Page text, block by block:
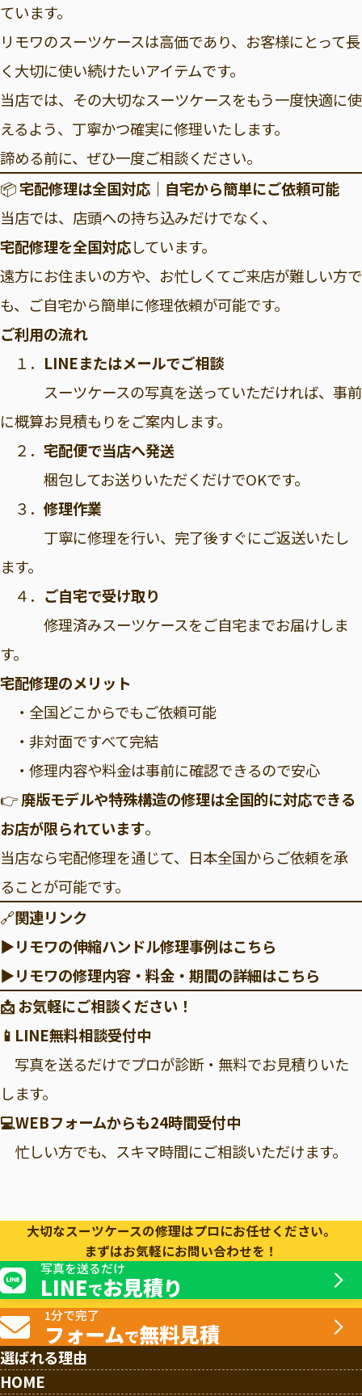
ています。
リモワのスーツケースは高価であり、お客様にとって長
く大切に使い続けたいアイテムです。
当店では、その大切なスーツケースをもう一度快適に使
えるよう、丁寧かつ確実に修理いたします。
諦める前に、ぜひ一度ご相談ください。
📦宅配修理は全国対応｜自宅から簡単にご依頼可能
当店では、店頭への持ち込みだけでなく、
宅配修理を全国対応しています。
遠方にお住まいの方や、お忙しくてご来店が難しい方で
も、ご自宅から簡単に修理依頼が可能です。
ご利用の流れ
１． LINEまたはメールでご相談
スーツケースの写真を送っていただければ、事前
に概算お見積もりをご案内します。
２． 宅配便で当店へ発送
梱包してお送りいただくだけでOKです。
３． 修理作業
丁寧に修理を行い、完了後すぐにご返送いたし
ます。
４． ご自宅で受け取り
修理済みスーツケースをご自宅までお届けしま
す。
宅配修理のメリット
・全国どこからでもご依頼可能
・非対面ですべて完結
・修理内容や料金は事前に確認できるので安心
👉廃版モデルや特殊構造の修理は全国的に対応できる
お店が限られています。
当店なら宅配修理を通じて、日本全国からご依頼を承
ることが可能です。
🔗関連リンク
▶リモワの伸縮ハンドル修理事例はこちら
▶リモワの修理内容・料金・期間の詳細はこちら
📩 お気軽にご相談ください！
📱 LINE無料相談受付中
写真を送るだけでプロが診断・無料でお見積りいた
します。
💻WEBフォームからも24時間受付中
忙しい方でも、スキマ時間にご相談いただけます。
大切なスーツケースの修理はプロにお任せください。
まずはお気軽にお問い合わせを！
写真を送るだけ
LINEでお見積り
1分で完了
フォームで無料見積
HOME
選ばれる理由